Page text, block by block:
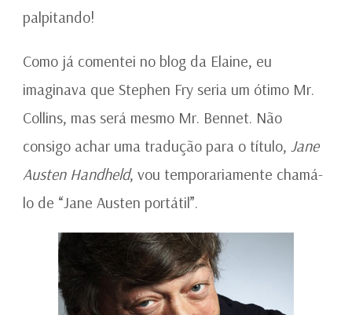
palpitando!
Como já comentei no blog da Elaine, eu
imaginava que Stephen Fry seria um ótimo Mr.
Collins, mas será mesmo Mr. Bennet. Não
consigo achar uma tradução para o título, Jane
Austen Handheld, vou temporariamente chamá-
lo de “Jane Austen portátil”.